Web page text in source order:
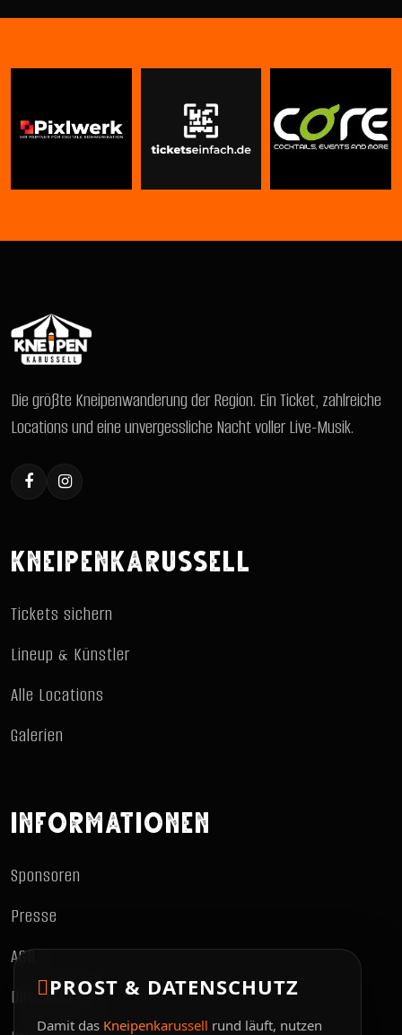
Die größte Kneipenwanderung der Region. Ein Ticket, zahlreiche
Locations und eine unvergessliche Nacht voller Live-Musik.
KNEIPENKARUSSELL
Tickets sichern
Lineup & Künstler
Alle Locations
Galerien
INFORMATIONEN
Sponsoren
Presse
AGB
Datenschutz
PROST & DATENSCHUTZ
Damit das Kneipenkarussell rund läuft, nutzen